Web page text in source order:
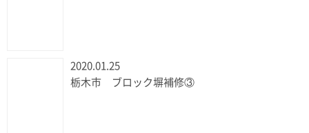
2020.01.25
栃木市 ブロック塀補修③